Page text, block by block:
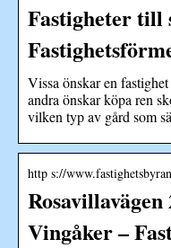
Fastigheter till
Vissa önskar en
andra önskar köpa ren
vilken typ av gård som
http s://
Vingåker –